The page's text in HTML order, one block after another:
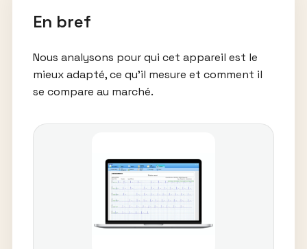
En bref
Nous analysons pour qui cet appareil est le
mieux adapté, ce qu’il mesure et comment il
se compare au marché.